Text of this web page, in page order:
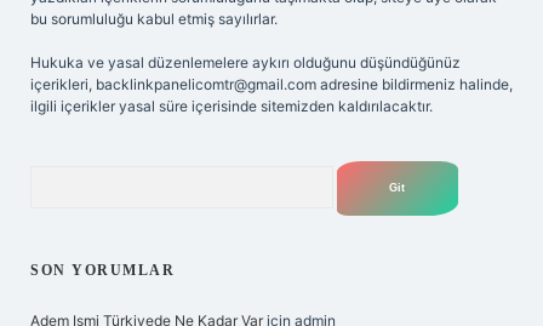
bu sorumluluğu kabul etmiş sayılırlar.
Hukuka ve yasal düzenlemelere aykırı olduğunu düşündüğünüz
içerikleri, backlinkpanelicomtr@gmail.com adresine bildirmeniz halinde,
ilgili içerikler yasal süre içerisinde sitemizden kaldırılacaktır.
SON YORUMLAR
Adem Ismi Türkiyede Ne Kadar Var için admin